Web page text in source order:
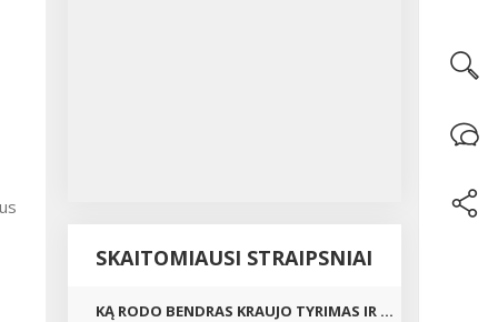
SKAITOMIAUSI STRAIPSNIAI
KĄ RODO BENDRAS KRAUJO TYRIMAS IR ...